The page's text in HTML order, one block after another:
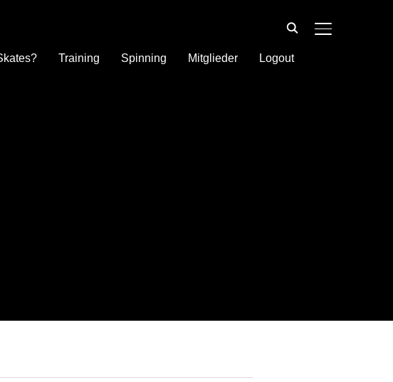
Training Spinning Mitglieder Logout